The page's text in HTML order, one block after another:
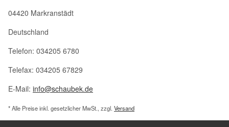
04420 Markranstädt
Deutschland
Telefon: 034205 6780
Telefax: 034205 67829
E-Mail: info@schaubek.de
* Alle Preise inkl. gesetzlicher MwSt., zzgl. Versand